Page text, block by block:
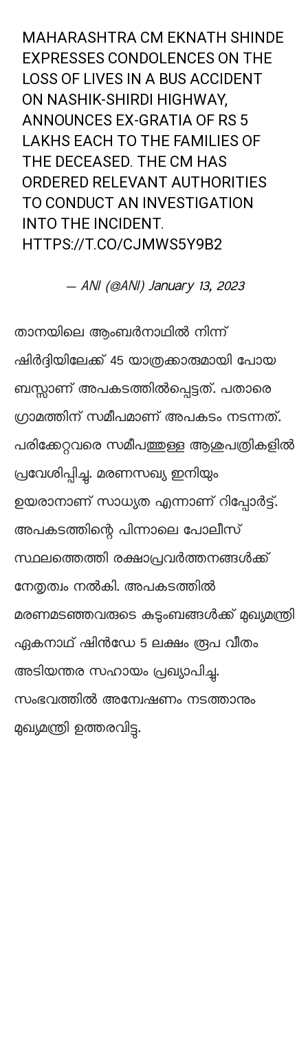
MAHARASHTRA CM EKNATH SHINDE
EXPRESSES CONDOLENCES ON THE
LOSS OF LIVES IN A BUS ACCIDENT
ON NASHIK-SHIRDI HIGHWAY,
ANNOUNCES EX-GRATIA OF RS 5
LAKHS EACH TO THE FAMILIES OF
THE DECEASED. THE CM HAS
ORDERED RELEVANT AUTHORITIES
TO CONDUCT AN INVESTIGATION
INTO THE INCIDENT.
HTTPS://T.CO/CJMWS5Y9B2
— ANI (@ANI) January 13, 2023
താനയിലെ ആംബർനാഥിൽ നിന്ന്
ഷിർദ്ദിയിലേക്ക് 45 യാത്രക്കാരുമായി പോയ
ബസ്സാണ് അപകടത്തിൽപ്പെട്ടത്. പതാരെ
ഗ്രാമത്തിന് സമീപമാണ് അപകടം നടന്നത്.
പരിക്കേറ്റവരെ സമീപത്തുള്ള ആശുപത്രികളിൽ
പ്രവേശിപ്പിച്ചു. മരണസഖ്യ ഇനിയും
ഉയരാനാണ് സാധ്യത എന്നാണ് റിപ്പോർട്ട്.
അപകടത്തിന്റെ പിന്നാലെ പോലീസ്
സ്ഥലത്തെത്തി രക്ഷാപ്രവർത്തനങ്ങൾക്ക്
നേതൃത്വം നൽകി. അപകടത്തിൽ
മരണമടഞ്ഞവരുടെ കുടുംബങ്ങൾക്ക് മുഖ്യമന്ത്രി
ഏകനാഥ് ഷിൻഡേ 5 ലക്ഷം രൂപ വീതം
അടിയന്തര സഹായം പ്രഖ്യാപിച്ചു.
സംഭവത്തില്‍ അന്വേഷണം നടത്താനും
മുഖ്യമന്ത്രി ഉത്തരവിട്ടു.